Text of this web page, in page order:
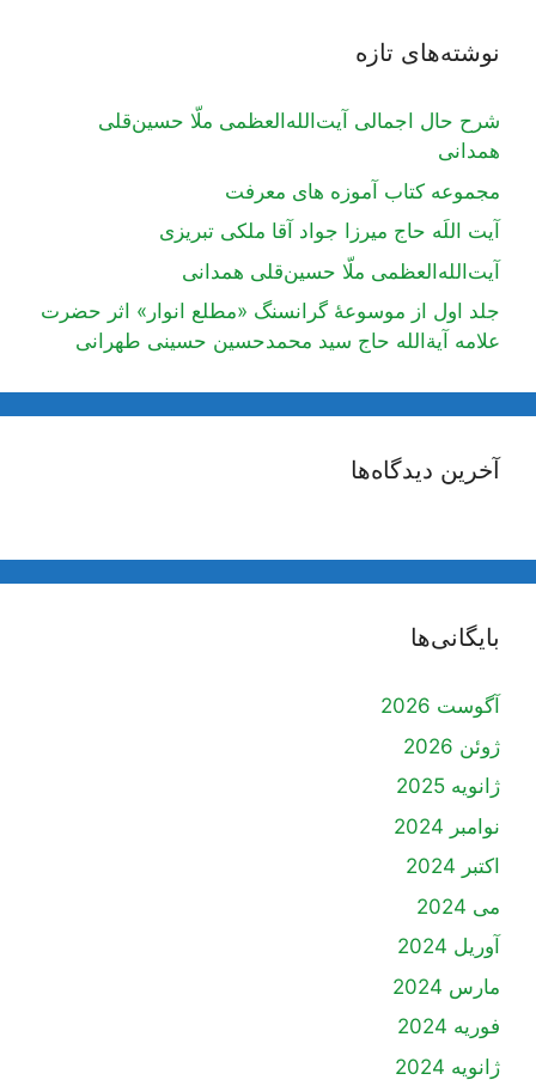
نوشته‌های تازه
شرح حال اجمالی آیت‌الله‌العظمی ملّا حسین‌قلی
همدانی
مجموعه کتاب آموزه های معرفت
آیت اللَه حاج میرزا جواد آقا ملکی تبریزی
آیت‌الله‌العظمی ملّا حسین‌قلی همدانی
جلد اول از موسوعۀ گرانسنگ «مطلع انوار» اثر حضرت
علامه آیة‌الله حاج سید محمدحسین حسینی طهرانی
آخرین دیدگاه‌ها
بایگانی‌ها
آگوست 2026
ژوئن 2026
ژانویه 2025
نوامبر 2024
اکتبر 2024
می 2024
آوریل 2024
مارس 2024
فوریه 2024
ژانویه 2024